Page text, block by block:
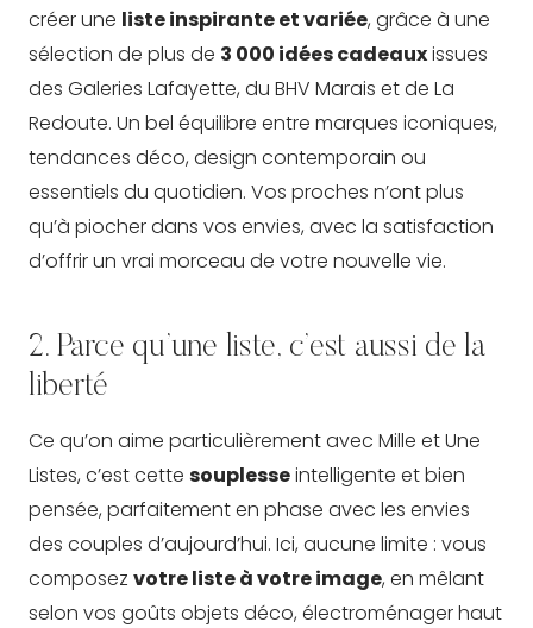
créer une liste inspirante et variée, grâce à une
sélection de plus de 3 000 idées cadeauxissues
des Galeries Lafayette, du BHV Marais et de La
Redoute. Un bel équilibre entre marques iconiques,
tendances déco, design contemporain ou
essentiels du quotidien. Vos proches n’ont plus
qu’à piocher dans vos envies, avec la satisfaction
d’offrir un vrai morceau de votre nouvelle vie.
2. Parce qu’une liste, c’est aussi de la
liberté
Ce qu’on aime particulièrement avec Mille et Une
Listes, c’est cette souplesseintelligente et bien
pensée, parfaitement en phase avec les envies
des couples d’aujourd’hui. Ici, aucune limite : vous
composez votre liste à votre image, en mêlant
selon vos goûts objets déco, électroménager haut